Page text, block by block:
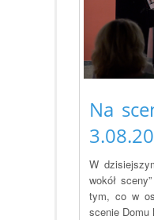
Na
W
wokół
tym, co w
scenie Domu